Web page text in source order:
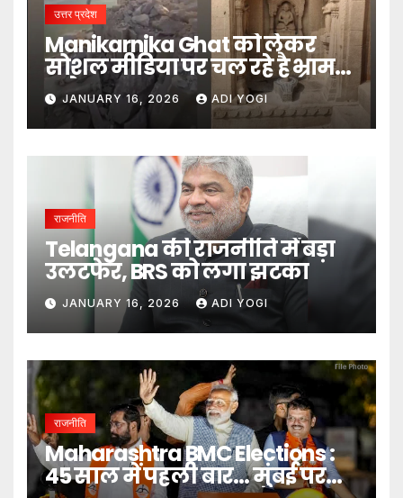
उत्तर प्रदेश
Manikarnika Ghat को लेकर
सोशल मीडिया पर चल रहे है भ्रामक
दावे- DM
JANUARY 16, 2026 ADI YOGI
राजनीति
Telangana की राजनीति में बड़ा
उलटफेर, BRS को लगा झटका
JANUARY 16, 2026 ADI YOGI
राजनीति
Maharashtra BMC Elections :
45 साल में पहली बार… मुंबई पर